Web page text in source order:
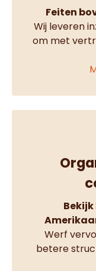
Feiten
Wij leveren
om met
Werf
betere